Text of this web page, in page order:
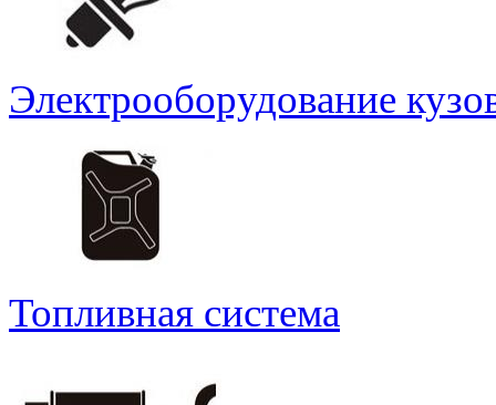
Электрооборудование
Топливная система